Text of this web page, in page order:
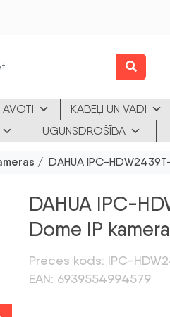
AVOTI KABEĻI UN VADI
UGUNSDROŠĪBA
/ DAHUA IPC-
DAHUA IPC-
Dome IP
Preces kods: IPC-
EAN: 6939554994579